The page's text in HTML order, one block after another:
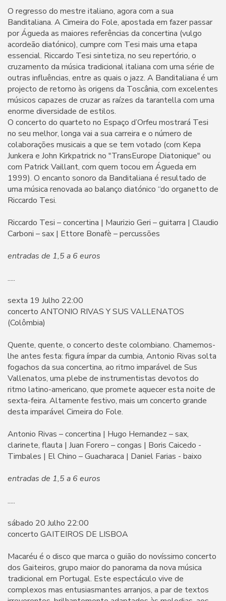
O regresso do mestre italiano, agora com a sua
Banditaliana. A Cimeira do Fole, apostada em fazer passar
por Águeda as maiores referências da concertina (vulgo
acordeão diatónico), cumpre com Tesi mais uma etapa
essencial. Riccardo Tesi sintetiza, no seu repertório, o
cruzamento da música tradicional italiana com uma série de
outras influências, entre as quais o jazz. A Banditaliana é um
projecto de retorno às origens da Toscânia, com excelentes
músicos capazes de cruzar as raízes da tarantella com uma
enorme diversidade de estilos.
O concerto do quarteto no Espaço d’Orfeu mostrará Tesi
no seu melhor, longa vai a sua carreira e o número de
colaborações musicais a que se tem votado (com Kepa
Junkera e John Kirkpatrick no "TransEurope Diatonique" ou
com Patrick Vaillant, com quem tocou em Águeda em
1999). O encanto sonoro da Banditaliana é resultado de
uma música renovada ao balanço diatónico “do organetto de
Riccardo Tesi.
Riccardo Tesi – concertina | Maurizio Geri – guitarra | Claudio
Carboni – sax | Ettore Bonafè – percussões
entradas de 1,5 a 6 euros
.....
sexta 19 Julho 22:00
concerto ANTONIO RIVAS Y SUS VALLENATOS
(Colômbia)
Quente, quente, o concerto deste colombiano. Chamemos-
lhe antes festa: figura ímpar da cumbia, Antonio Rivas solta
fogachos da sua concertina, ao ritmo imparável de Sus
Vallenatos, uma plebe de instrumentistas devotos do
ritmo latino-americano, que promete aquecer esta noite de
sexta-feira. Altamente festivo, mais um concerto grande
desta imparável Cimeira do Fole.
Antonio Rivas – concertina | Hugo Hernandez – sax,
clarinete, flauta | Juan Forero – congas | Boris Caicedo -
Timbales | El Chino – Guacharaca | Daniel Farias - baixo
entradas de 1,5 a 6 euros
.....
sábado 20 Julho 22:00
concerto GAITEIROS DE LISBOA
Macaréu é o disco que marca o guião do novíssimo concerto
dos Gaiteiros, grupo maior do panorama da nova música
tradicional em Portugal. Este espectáculo vive de
complexos mas entusiasmantes arranjos, a par de textos